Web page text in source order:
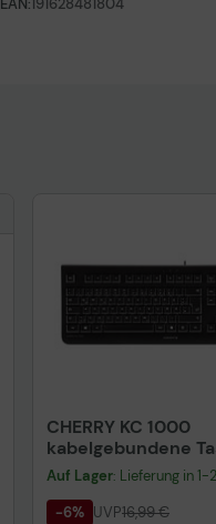
EAN:191628481804
CHERRY KC 1000
kabelgebundene
QWERTZ DE -
Auf Lager: Lieferung in
-6% UVP16,99 €